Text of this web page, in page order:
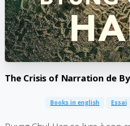
The Crisis of Narration de
Books in english Essai